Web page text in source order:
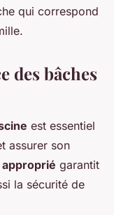
qui correspond
des bâches
est essentiel
assurer son
garantit
la sécurité de